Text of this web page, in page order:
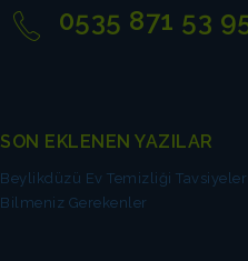
0535 871 53
SON EKLENEN YAZILAR
Beylikdüzü Ev Temizliği
Bilmeniz Gerekenler